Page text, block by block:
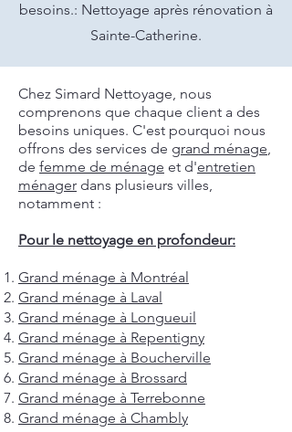
besoins.: Nettoyage après rénovation à
Sainte-Catherine.
Chez Simard Nettoyage, nous
comprenons que chaque client a des
besoins uniques. C'est pourquoi nous
offrons des services de grand ménage,
de femme de ménage et d'entretien
ménager dans plusieurs villes,
notamment :
Pour le nettoyage en profondeur:
Grand ménage à Montréal
Grand ménage à Laval
Grand ménage à Longueuil
Grand ménage à Repentigny
Grand ménage à Boucherville
Grand ménage à Brossard
Grand ménage à Terrebonne
Grand ménage à Chambly